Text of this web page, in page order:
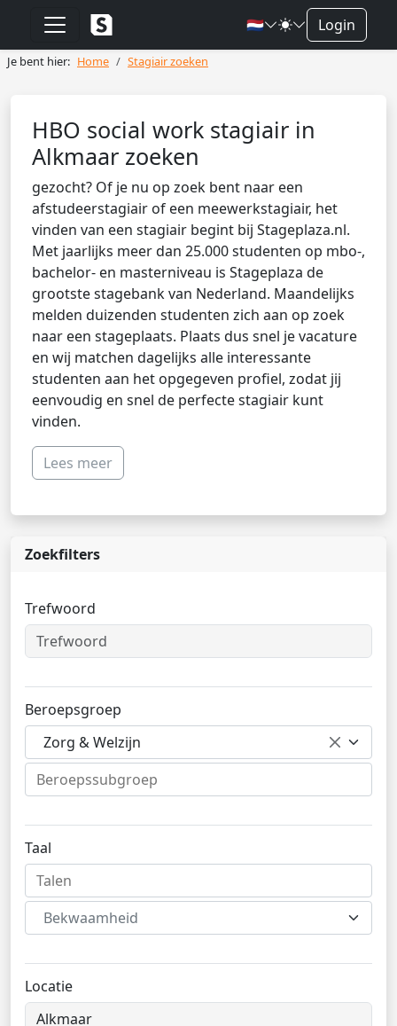
🇳🇱 Login
Je bent hier: Home Stagiair zoeken
HBO social work stagiair in
Alkmaar zoeken
gezocht? Of je nu op zoek bent naar een
afstudeerstagiair of een meewerkstagiair, het
vinden van een stagiair begint bij Stageplaza.nl.
Met jaarlijks meer dan 25.000 studenten op mbo-,
bachelor- en masterniveau is Stageplaza de
grootste stagebank van Nederland. Maandelijks
melden duizenden studenten zich aan op zoek
naar een stageplaats. Plaats dus snel je vacature
en wij matchen dagelijks alle interessante
studenten aan het opgegeven profiel, zodat jij
eenvoudig en snel de perfecte stagiair kunt
vinden.
Lees meer
Zoekfilters
Trefwoord
Beroepsgroep
Zorg & Welzijn
Taal
Bekwaamheid
Locatie